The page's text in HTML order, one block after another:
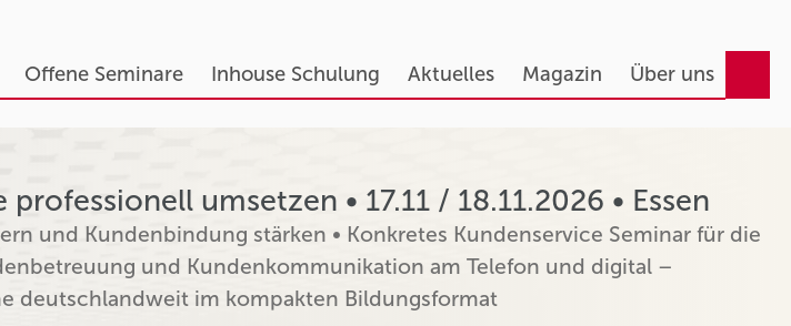
Offene Seminare Inhouse Schulung Aktuelles Magazin Über uns
umsetzen • 17.11 / 18.11.2026 • Essen
und Kundenbindung stärken • Konkretes Kundenservice Seminar für die
und Kundenkommunikation am Telefon und digital –
deutschlandweit im kompakten Bildungsformat